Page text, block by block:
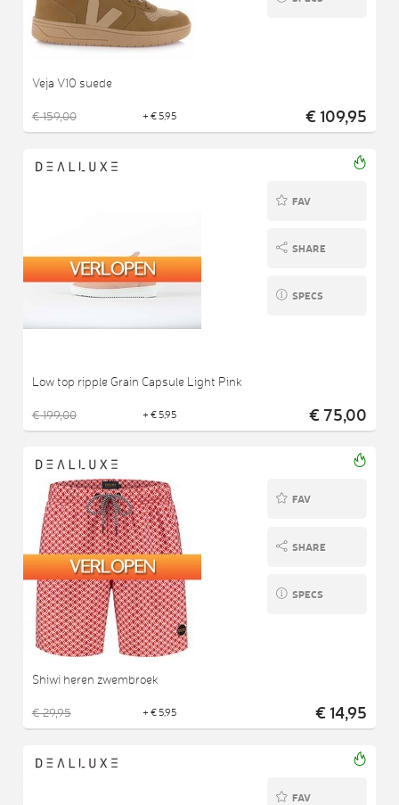
Veja V10 suede
€ 159,00 + € 5,95 € 109,95
FAV
SHARE
SPECS
Low top ripple Grain Capsule Light Pink
€ 199,00 + € 5,95 € 75,00
FAV
SHARE
SPECS
Shiwi heren zwembroek
€ 29,95 + € 5,95 € 14,95
FAV